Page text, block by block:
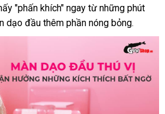
giá
"phấn khích" ngay từ Pháp
những phút
dạo đầu thêm phần nóng bỏng.